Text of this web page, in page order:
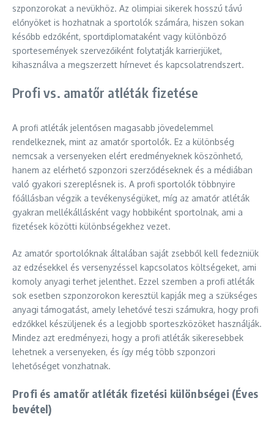
szponzorokat a nevükhöz. Az olimpiai sikerek hosszú távú
előnyöket is hozhatnak a sportolók számára, hiszen sokan
később edzőként, sportdiplomataként vagy különböző
sportesemények szervezőiként folytatják karrierjüket,
kihasználva a megszerzett hírnevet és kapcsolatrendszert.
Profi vs. amatőr atléták fizetése
A profi atléták jelentősen magasabb jövedelemmel
rendelkeznek, mint az amatőr sportolók. Ez a különbség
nemcsak a versenyeken elért eredményeknek köszönhető,
hanem az elérhető szponzori szerződéseknek és a médiában
való gyakori szereplésnek is. A profi sportolók többnyire
főállásban végzik a tevékenységüket, míg az amatőr atléták
gyakran mellékállásként vagy hobbiként sportolnak, ami a
fizetések közötti különbségekhez vezet.
Az amatőr sportolóknak általában saját zsebből kell fedezniük
az edzésekkel és versenyzéssel kapcsolatos költségeket, ami
komoly anyagi terhet jelenthet. Ezzel szemben a profi atléták
sok esetben szponzorokon keresztül kapják meg a szükséges
anyagi támogatást, amely lehetővé teszi számukra, hogy profi
edzőkkel készüljenek és a legjobb sporteszközöket használják.
Mindez azt eredményezi, hogy a profi atléták sikeresebbek
lehetnek a versenyeken, és így még több szponzori
lehetőséget vonzhatnak.
Profi és amatőr atléták fizetési különbségei (Éves
bevétel)